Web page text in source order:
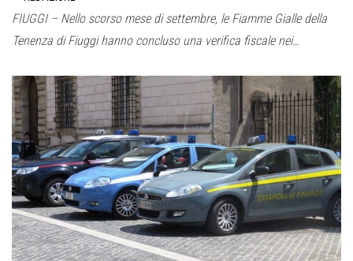
FIUGGI – Nello scorso mese di settembre, le Fiamme Gialle della
Tenenza di Fiuggi hanno concluso una verifica fiscale nei…